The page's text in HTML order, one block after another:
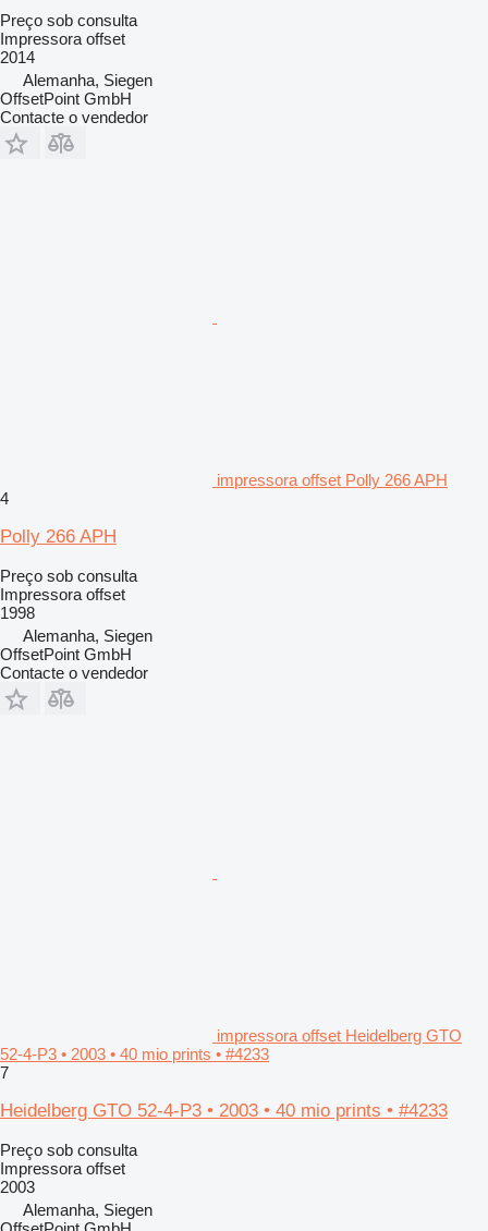
Preço sob consulta
Impressora offset
2014
Alemanha, Siegen
OffsetPoint GmbH
Contacte o vendedor
impressora offset Polly 266 APH
4
Polly 266 APH
Preço sob consulta
Impressora offset
1998
Alemanha, Siegen
OffsetPoint GmbH
Contacte o vendedor
impressora offset Heidelberg GTO
52-4-P3 • 2003 • 40 mio prints • #4233
7
Heidelberg GTO 52-4-P3 • 2003 • 40 mio prints • #4233
Preço sob consulta
Impressora offset
2003
Alemanha, Siegen